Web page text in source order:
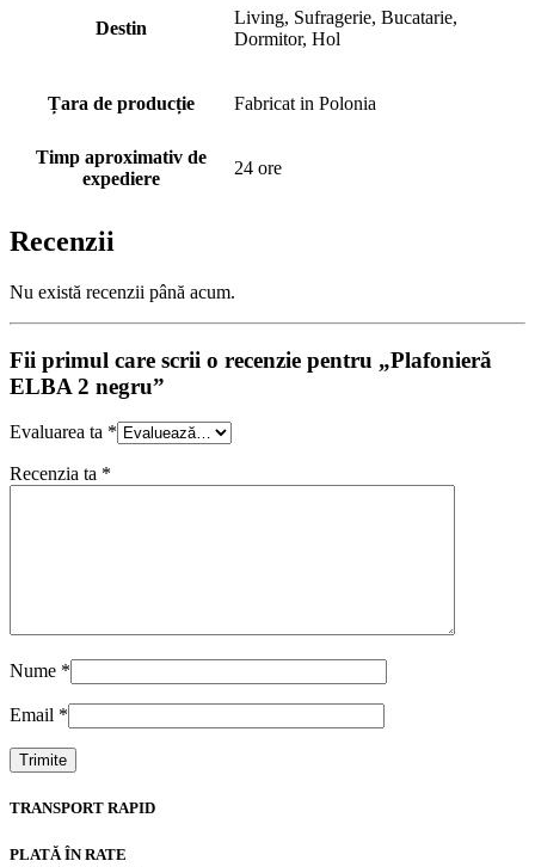
Destin
Living, Sufragerie, Bucatarie,
Dormitor, Hol
Țara de producție Fabricat in Polonia
Timp aproximativ de
expediere
24 ore
Recenzii
Nu există recenzii până acum.
Fii primul care scrii o recenzie pentru „Plafonieră
ELBA 2 negru”
Evaluarea ta *
Recenzia ta *
Nume *
Email *
TRANSPORT RAPID
PLATĂ ÎN RATE